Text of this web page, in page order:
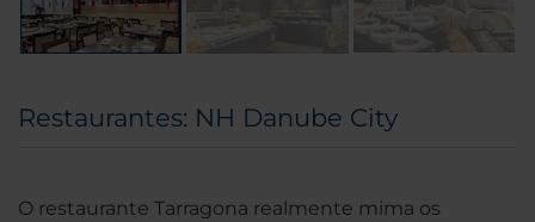
Restaurantes: NH Danube City
O restaurante Tarragona realmente mima os